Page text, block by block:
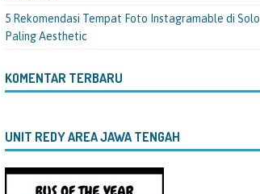
5 Rekomendasi Tempat Foto Instagramable di Solo
Paling Aesthetic
KOMENTAR TERBARU
UNIT REDY AREA JAWA TENGAH